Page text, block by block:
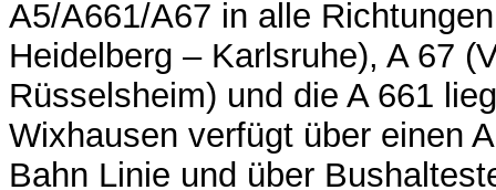
A5/A661/A67 in alle
Heidelberg – Karlsruhe), A 67
Rüsselsheim) und die A 661
Wixhausen verfügt über einen
Bahn Linie und über